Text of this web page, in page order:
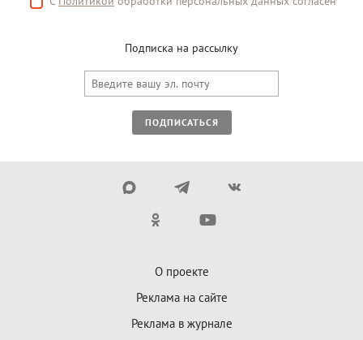
Подписка на рассылку
ПОДПИСАТЬСЯ
О проекте
Реклама на сайте
Реклама в журнале